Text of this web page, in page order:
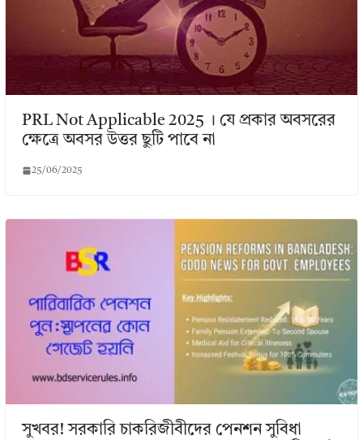
PRL Not Applicable 2025 । যে প্রকার অবসরের
ক্ষেত্রে অবসর উত্তর ছুটি পাবে না
25/06/2025
সুখবর! সরকারি চাকরিজীবীদের পেনশন সুবিধা